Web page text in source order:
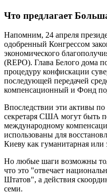
Что предлагает
Напомним, 24 апреля
одобренный Конгрессом
экономического
(REPO). Глава Белого дома
процедуру конфискации
последующей передачей
компенсационный и Фонд
Впоследствии эти активы
секретаря США могут быть
международному
использованы для
Киеву как гуманитарная
Но любые шаги возможны
что это "отвечает
Штатов", а действия
семи.